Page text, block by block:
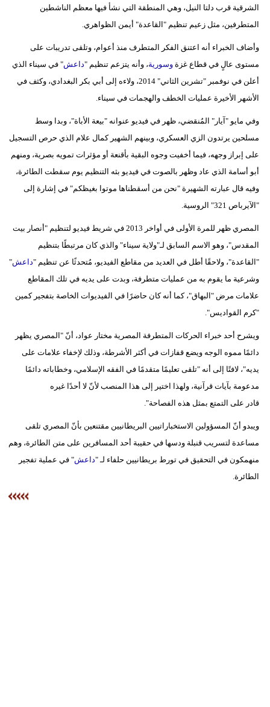
الشرقية قرب دلتا النيل، وهي المنطقة التي نشأ فيها معظم الناشطين
المتطرفين، مثل زعيم تنظيم "القاعدة" أيمن الظواهري.
وأضاف الخبراء أنه اعتنق الفكر المتطرف منذ أعوام، وتلقى تدريبات على
مستوى عالٍ في قطاع غزةوسورية، وأنه يتزعم تنظيم "داعش" في سيناء الذي
أعلن في نوفمبر "تشرين الثاني" 2014، ولاءه إلى أبي بكر البغدادي، وكثف في
الأشهر الأخيرة عمليات الخطف والهجمات في سيناء.
وفي مايو "آيار" المُنقضي، ظهر في فيديو عنوانه "بيعة الأباة"، وبدا وسط
مسلحين يرتدون الزي العسكري، وبينهم الشهير كمال علام الذي حرص التسجيل
على إبراز وجهه، فيما أخفيت وجوه البقية بأقنعة أو مؤثرات تمويه بصرية، ومنهم
أبو أسامة الذي عاد وظهر بالصوت في فيديو بثه التنظيم يوم سقطت الطائرة،
وفيه قال عبارته الشهيرة "نحن من أسقطناها موتوا بغيظكم" في إشارة إلى
"الآيرباص 321" الروسية.
المصري ظهر للمرة الأولى في أواخر 2013 في شريط فيديو لتنظيم "أنصار بيت
المقدس"، وهو الاسم السابق لـ"ولاية سيناء" والذي كان مرتبطًا بتنظيم
"القاعدة"، ولاحقًا أطل في العديد من مقاطع الفيديو، مُتحدثًا عن تنظيم "داعش"
وشرعية ما يقوم به من عمليات متطرفة، وبدت على يديه في تلك المقاطع
علامات مرض "البهاق"، كما أنه كان حاضرًا في الفيديوات الخاصة بتفجير كمين
"كرم القواديس".
ويشرح أحد خبراء الحركات المتطرفة المصرية مختار عواد، أنّ "المصري يظهر
دائمًا مموه الوجه ويضع قفازات في أكثر الأشرطة، وذلك لإخفاء علامات على
يديه"، لافتًا إلى أنه "تلقى تعليمًا متقدمًا في الفقه الإسلامي، وخطاباته دائمًا
مدعومة بآيات قرآنية، ولهذا اختير إلى هذا المنصب لأنّ لا أحدًا غيره
قادر على التمتع بمثل هذه الفصاحة".
ويبدو أنّ المسؤولين الاستخباراتيين البريطانيين مقتنعين بأنّ المصري تلقى
مساعدة لتسريب قنبلة ودسها في حقيبة أحد المسافرين على متن الطائرة، وهم
منهمكون في التحقيق في تورط بريطانيين حلفاء لـ "داعش" في عملية تفجير
الطائرة.